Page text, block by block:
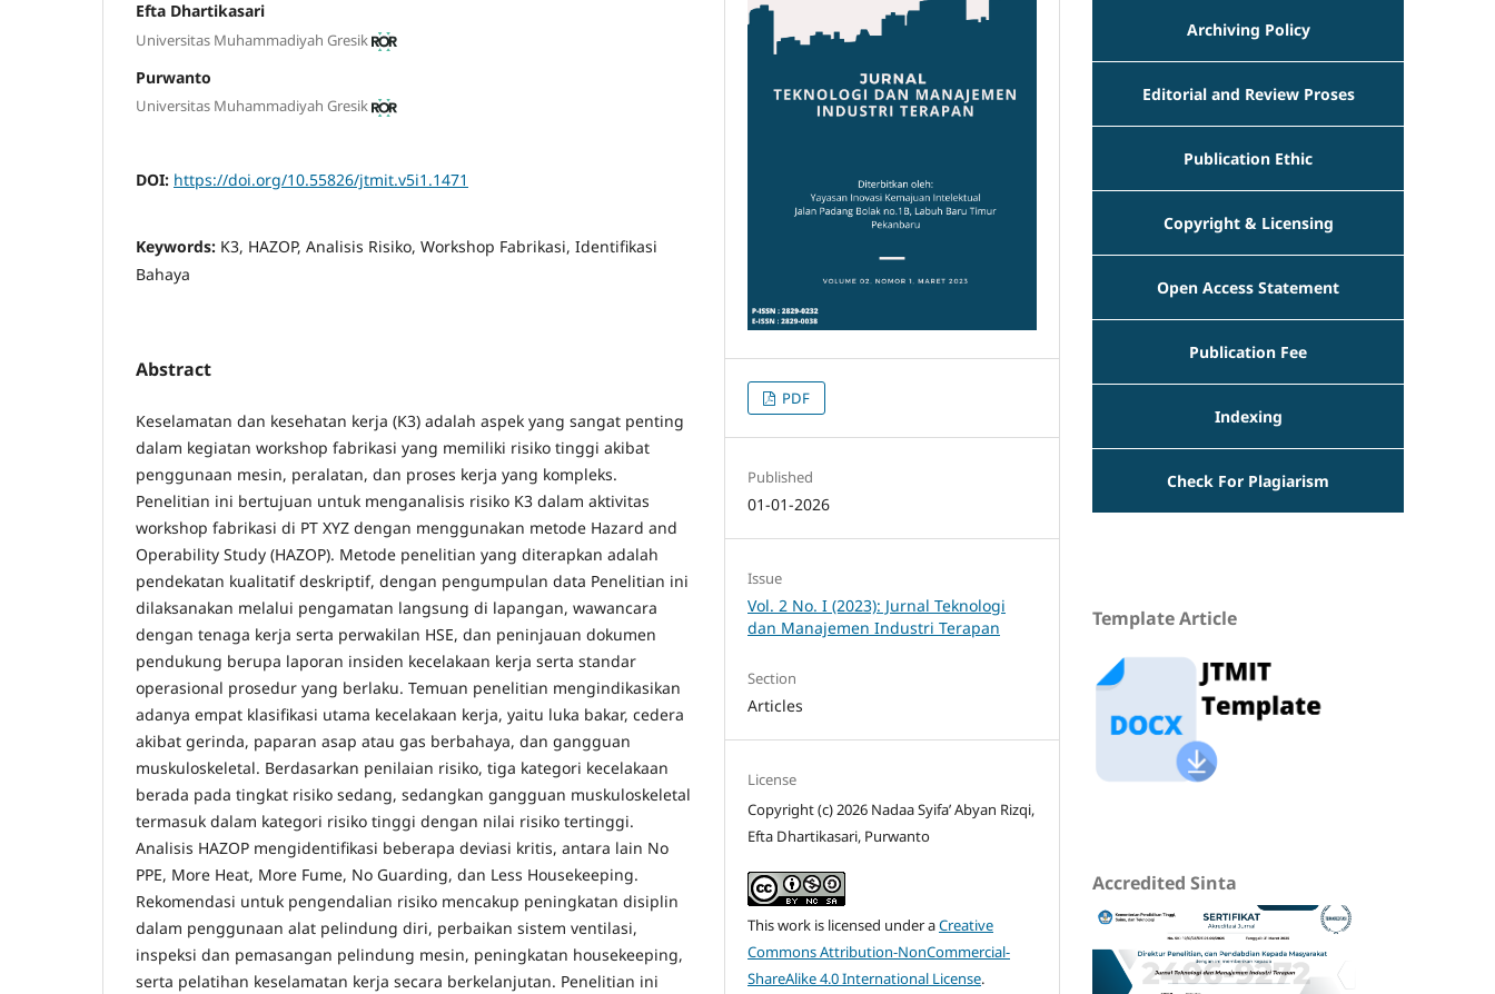
Efta Dhartikasari
Universitas Muhammadiyah Gresik
Purwanto
Universitas Muhammadiyah Gresik
DOI: https://doi.org/10.55826/jtmit.v5i1.1471
Keywords: K3, HAZOP, Analisis Risiko, Workshop Fabrikasi, Identifikasi
Bahaya
Abstract
Keselamatan dan kesehatan kerja (K3) adalah aspek yang sangat penting
dalam kegiatan workshop fabrikasi yang memiliki risiko tinggi akibat
penggunaan mesin, peralatan, dan proses kerja yang kompleks.
Penelitian ini bertujuan untuk menganalisis risiko K3 dalam aktivitas
workshop fabrikasi di PT XYZ dengan menggunakan metode Hazard and
Operability Study (HAZOP). Metode penelitian yang diterapkan adalah
pendekatan kualitatif deskriptif, dengan pengumpulan data Penelitian ini
dilaksanakan melalui pengamatan langsung di lapangan, wawancara
dengan tenaga kerja serta perwakilan HSE, dan peninjauan dokumen
pendukung berupa laporan insiden kecelakaan kerja serta standar
operasional prosedur yang berlaku. Temuan penelitian mengindikasikan
adanya empat klasifikasi utama kecelakaan kerja, yaitu luka bakar, cedera
akibat gerinda, paparan asap atau gas berbahaya, dan gangguan
muskuloskeletal. Berdasarkan penilaian risiko, tiga kategori kecelakaan
berada pada tingkat risiko sedang, sedangkan gangguan muskuloskeletal
termasuk dalam kategori risiko tinggi dengan nilai risiko tertinggi.
Analisis HAZOP mengidentifikasi beberapa deviasi kritis, antara lain No
PPE, More Heat, More Fume, No Guarding, dan Less Housekeeping.
Rekomendasi untuk pengendalian risiko mencakup peningkatan disiplin
dalam penggunaan alat pelindung diri, perbaikan sistem ventilasi,
inspeksi dan pemasangan pelindung mesin, peningkatan housekeeping,
serta pelatihan keselamatan kerja secara berkelanjutan. Penelitian ini
PDF
Published
01-01-2026
Issue
Vol. 2 No. I (2023): Jurnal Teknologi
dan Manajemen Industri Terapan
Section
Articles
License
Copyright (c) 2026 Nadaa Syifa’ Abyan Rizqi,
Efta Dhartikasari, Purwanto
This work is licensed under aCreative
Commons Attribution-NonCommercial-
ShareAlike 4.0 International License.
Archiving Policy
Editorial and Review Proses
Publication Ethic
Copyright & Licensing
Open Access Statement
Publication Fee
Indexing
Check For Plagiarism
Template Article
Accredited Sinta